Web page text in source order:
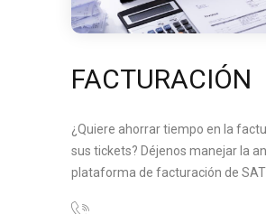
FACTURACIÓN
¿Quiere ahorrar tiempo en la
sus tickets? Déjenos manejar la
plataforma de facturación de SAT